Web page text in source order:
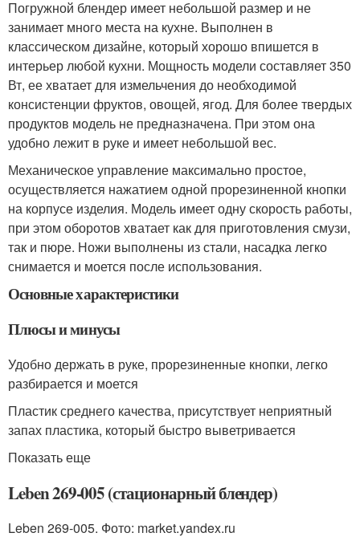
Погружной блендер имеет небольшой размер и не
занимает много места на кухне. Выполнен в
классическом дизайне, который хорошо впишется в
интерьер любой кухни. Мощность модели составляет 350
Вт, ее хватает для измельчения до необходимой
консистенции фруктов, овощей, ягод. Для более твердых
продуктов модель не предназначена. При этом она
удобно лежит в руке и имеет небольшой вес.
Механическое управление максимально простое,
осуществляется нажатием одной прорезиненной кнопки
на корпусе изделия. Модель имеет одну скорость работы,
при этом оборотов хватает как для приготовления смузи,
так и пюре. Ножи выполнены из стали, насадка легко
снимается и моется после использования.
Основные характеристики
Плюсы и минусы
Удобно держать в руке, прорезиненные кнопки, легко
разбирается и моется
Пластик среднего качества, присутствует неприятный
запах пластика, который быстро выветривается
Показать еще
Leben 269-005 (стационарный блендер)
Leben 269-005. Фото: market.yandex.ru